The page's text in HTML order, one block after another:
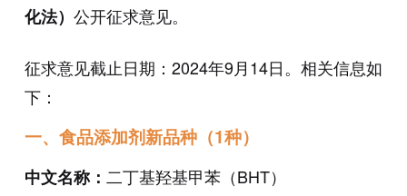
化法） 公开征求意见。
征求意见截止日期：2024年9月14日。相关信息如
下：
一、食品添加剂新品种（1种）
中文名称： 二丁基羟基甲苯（BHT）